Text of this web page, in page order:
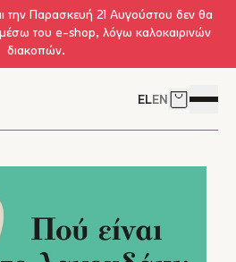
την Παρασκευή 21 Αυγούστου δεν θα
μέσω του e-shop, λόγω καλοκαιρινών
διακοπών.
ELEN Δείτε το